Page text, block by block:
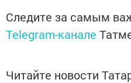
Следите за самым
Telegram-канале
Читайте новости